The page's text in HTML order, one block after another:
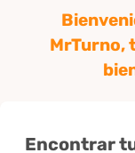
MrTurno,
Encontrar